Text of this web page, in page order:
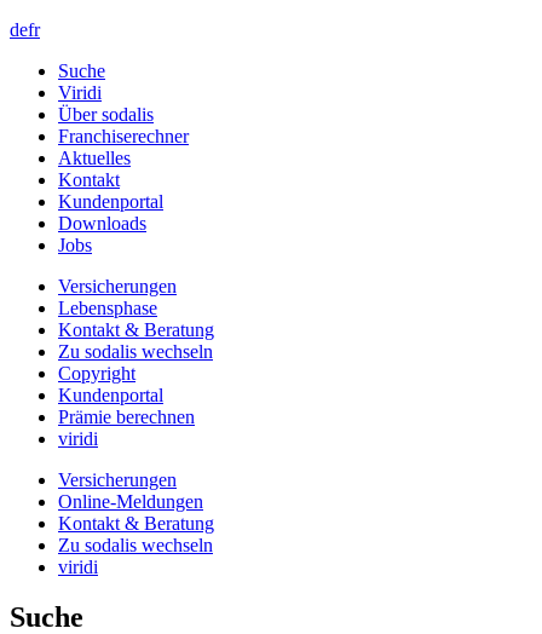
defr
Suche
Viridi
Über sodalis
Franchiserechner
Aktuelles
Kontakt
Kundenportal
Downloads
Jobs
Versicherungen
Lebensphase
Kontakt & Beratung
Zu sodalis wechseln
Copyright
Kundenportal
Prämie berechnen
viridi
Versicherungen
Online-Meldungen
Kontakt & Beratung
Zu sodalis wechseln
viridi
Suche